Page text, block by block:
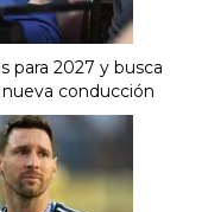
para 2027 y busca
conducción